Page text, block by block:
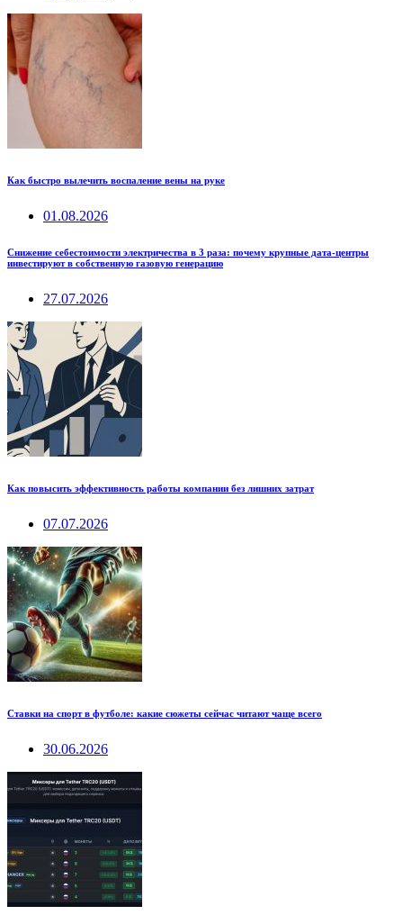
Как быстро вылечить воспаление вены на руке
01.08.2026
Снижение себестоимости электричества в 3 раза: почему крупные дата-центры
инвестируют в собственную газовую генерацию
27.07.2026
Как повысить эффективность работы компании без лишних затрат
07.07.2026
Ставки на спорт в футболе: какие сюжеты сейчас читают чаще всего
30.06.2026